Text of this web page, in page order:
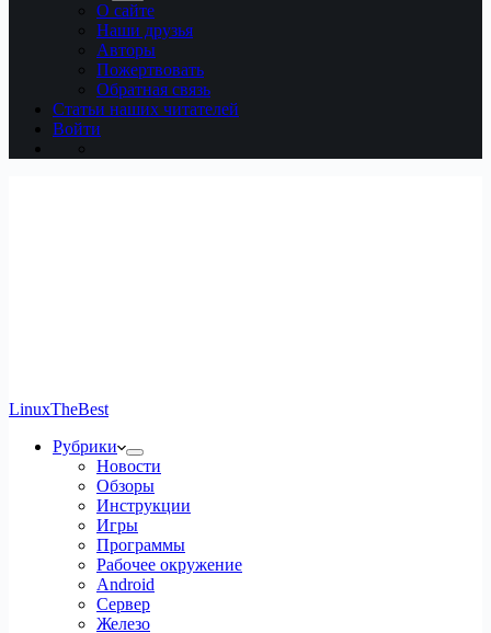
О сайте
Наши друзья
Авторы
Пожертвовать
Обратная связь
Статьи наших читателей
Войти
LinuxTheBest
Рубрики
Новости
Обзоры
Инструкции
Игры
Программы
Рабочее окружение
Android
Сервер
Железо